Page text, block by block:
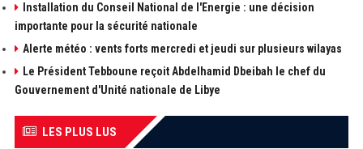
Installation du Conseil National de l'Energie : une décision
importante pour la sécurité nationale
Alerte météo : vents forts mercredi et jeudi sur plusieurs wilayas
Le Président Tebboune reçoit Abdelhamid Dbeibah le chef du
Gouvernement d'Unité nationale de Libye
LES PLUS LUS